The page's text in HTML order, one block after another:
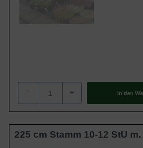
- + In den
225 cm Stamm 10-12 StU m.